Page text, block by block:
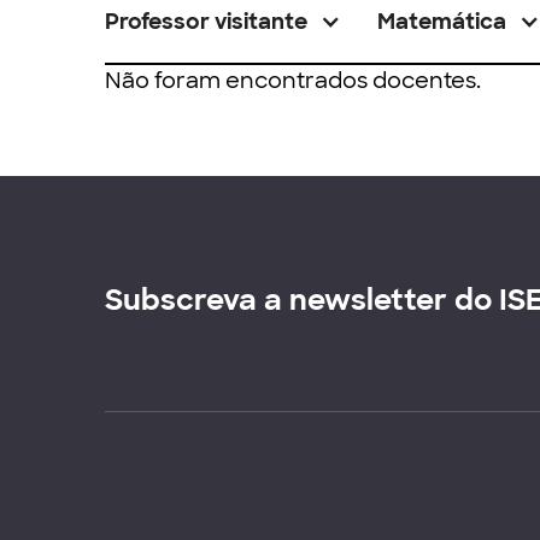
Professor visitante Matemática
Não foram encontrados docentes.
Subscreva a newsletter do